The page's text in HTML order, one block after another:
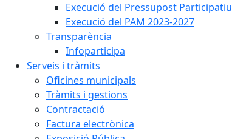
Execució del Pressupost Participatiu
Execució del PAM 2023-2027
Transparència
Infoparticipa
Serveis i tràmits
Oficines municipals
Tràmits i gestions
Contractació
Factura electrònica